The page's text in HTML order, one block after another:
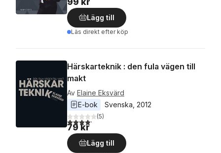
Lägg till
Läs direkt efter köp
Härskarteknik : den fula vägen till
makt
Av Elaine Eksvärd
E-bok
Svenska 2012
4,2utav 5 stjärnor. Totalt antal röster:
(5)
79 kr
Lägg till